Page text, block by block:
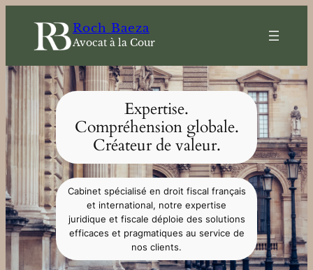
content
Roch Baeza
Avocat à la Cour
Expertise.
Compréhension globale.
Créateur de valeur.
Cabinet spécialisé en droit fiscal français
et international, notre expertise
juridique et fiscale déploie des solutions
efficaces et pragmatiques au service de
nos clients.